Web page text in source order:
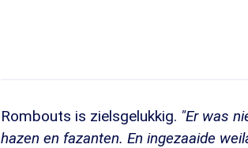
Rombouts is zielsgelukkig. "Er was
hazen en fazanten. En ingezaaide